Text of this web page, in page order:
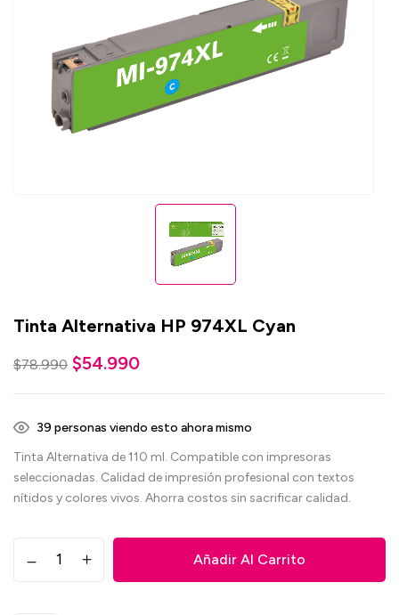
Tinta Alternativa HP 974XL Cyan
$78.990 $54.990
39 personas viendo esto ahora mismo
Tinta Alternativa de 110 ml. Compatible con impresoras
seleccionadas. Calidad de impresión profesional con textos
nítidos y colores vivos. Ahorra costos sin sacrificar calidad.
Añadir Al Carrito